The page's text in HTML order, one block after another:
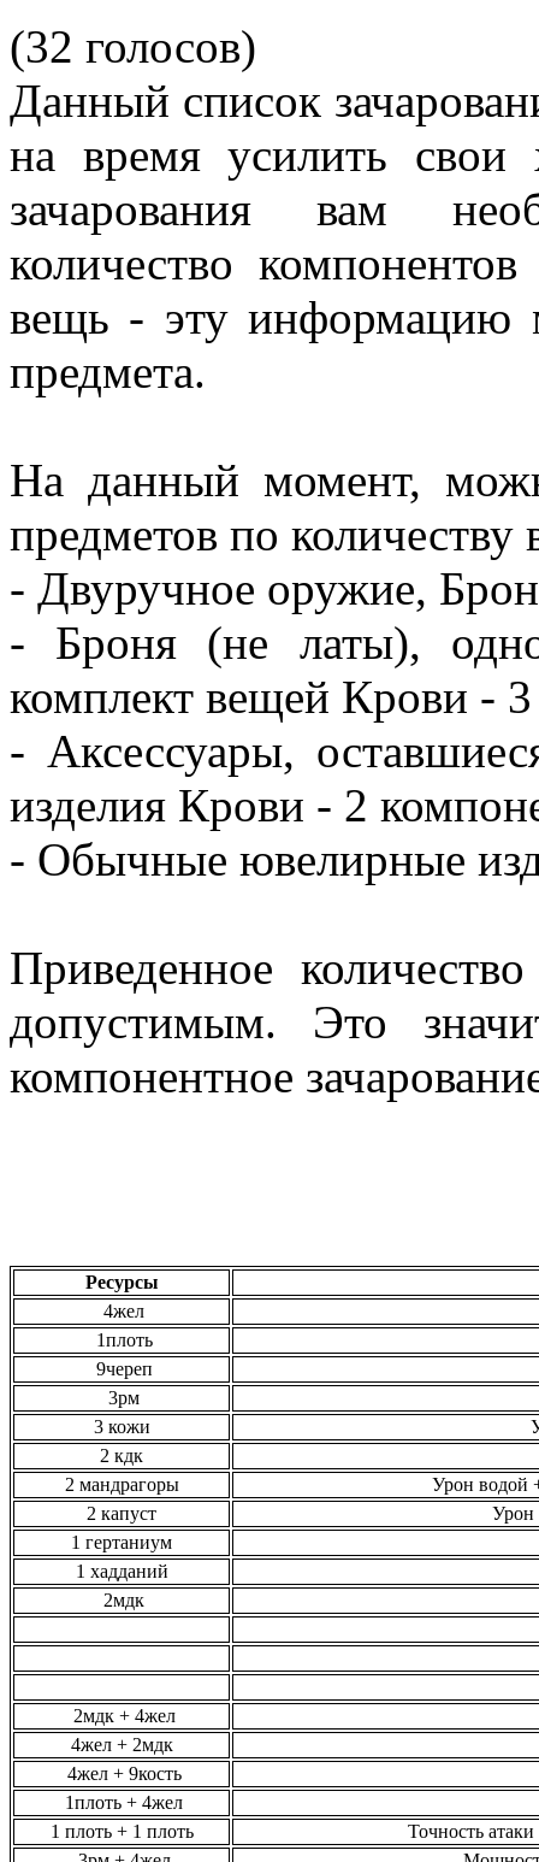
(32 голосов)
Данный список
на время усилить свои
зачарования вам
количество
вещь - эту информацию
предмета.
На данный момент,
предметов по
- Двуручное оружие,
- Броня (не латы),
комплект вещей Крови -
- Аксессуары,
изделия Крови - 2
- Обычные ювелирные
Приведенное
допустимым. Это
компонентное
Ресурсы
4жел
1плоть
9череп
3рм
3 кожи
2 кдк
2 мандрагоры
Урон водой
2 капуст
Урон
1 гертаниум
1 хадданий
2мдк
2мдк + 4жел
4жел + 2мдк
4жел + 9кость
1плоть + 4жел
1 плоть + 1 плоть
Точность